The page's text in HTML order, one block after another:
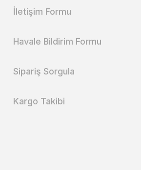
İletişim Formu
Havale Bildirim Formu
Sipariş Sorgula
Kargo Takibi